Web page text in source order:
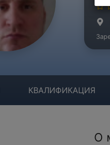
КВАЛИФИКАЦИЯ
О